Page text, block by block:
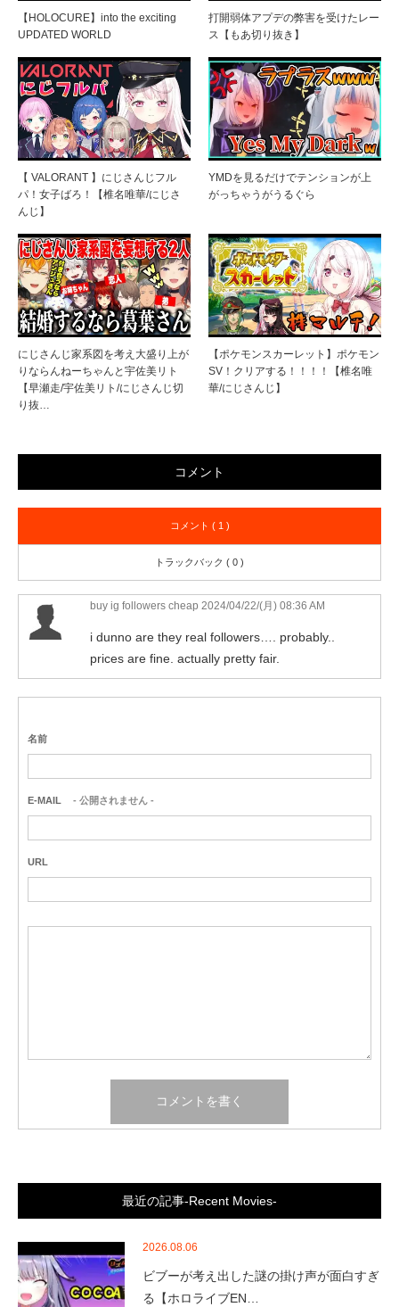
【HOLOCURE】into the exciting
UPDATED WORLD
打開弱体アプデの弊害を受けたレー
ス【もあ切り抜き】
【 VALORANT 】にじさんじフル
パ！女子ばろ！【椎名唯華/にじさ
んじ】
YMDを見るだけでテンションが上
がっちゃうがうるぐら
にじさんじ家系図を考え大盛り上が
りならんねーちゃんと宇佐美リト
【早瀬走/宇佐美リト/にじさんじ切
り抜…
【ポケモンスカーレット】ポケモン
SV！クリアする！！！！【椎名唯
華/にじさんじ】
コメント
コメント ( 1 )
トラックバック ( 0 )
buy ig followers cheap 2024/04/22/(月) 08:36 AM
i dunno are they real followers…. probably..
prices are fine. actually pretty fair.
名前
E-MAIL - 公開されません -
URL
最近の記事-Recent Movies-
2026.08.06
ビブーが考え出した謎の掛け声が面白すぎ
る【ホロライブEN…